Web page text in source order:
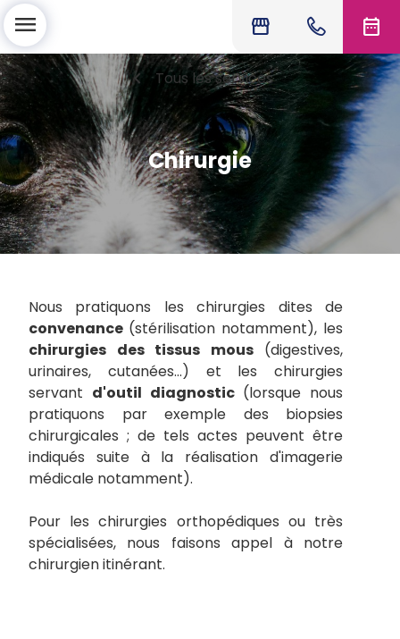
storefront date_range
menu
chevron_left Tous les services
Chirurgie
Nous pratiquons les chirurgies dites de
convenance (stérilisation notamment), les
chirurgies des tissus mous(digestives,
urinaires, cutanées…) et les chirurgies
servant d'outil diagnostic (lorsque nous
pratiquons par exemple des biopsies
chirurgicales ; de tels actes peuvent être
indiqués suite à la réalisation d'imagerie
médicale notamment).
Pour les chirurgies orthopédiques ou très
spécialisées, nous faisons appel à notre
chirurgien itinérant.